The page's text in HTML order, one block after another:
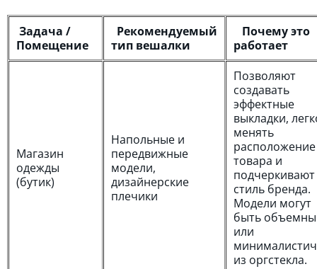
Задача /
Помещение
Рекомендуемый
тип вешалки
Почему это
работает
Магазин
одежды
(бутик)
Напольные и
передвижные
модели,
дизайнерские
плечики
Позволяют
создавать
эффектные
выкладки,
менять
расположение
товара и
подчеркивают
стиль бренда.
Модели могут
быть
или
из оргстекла.